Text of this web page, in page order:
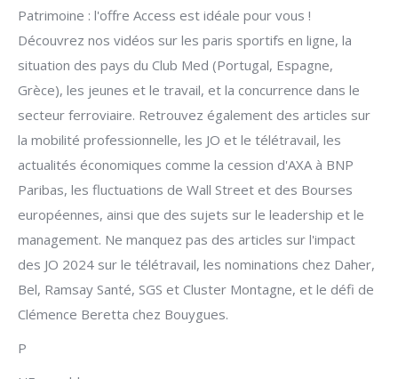
Patrimoine : l'offre Access est idéale pour vous !
Découvrez nos vidéos sur les paris sportifs en ligne, la
situation des pays du Club Med (Portugal, Espagne,
Grèce), les jeunes et le travail, et la concurrence dans le
secteur ferroviaire. Retrouvez également des articles sur
la mobilité professionnelle, les JO et le télétravail, les
actualités économiques comme la cession d'AXA à BNP
Paribas, les fluctuations de Wall Street et des Bourses
européennes, ainsi que des sujets sur le leadership et le
management. Ne manquez pas des articles sur l'impact
des JO 2024 sur le télétravail, les nominations chez Daher,
Bel, Ramsay Santé, SGS et Cluster Montagne, et le défi de
Clémence Beretta chez Bouygues.
P